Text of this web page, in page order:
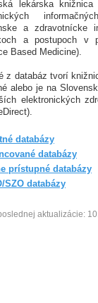
lekárska
a zdravotnícke
a postupoch v
Based Medicine).
z databáz tvorí
alebo je na
elektronických
databázy
databázy
prístupné databázy
SZO databázy
aktualizácie: